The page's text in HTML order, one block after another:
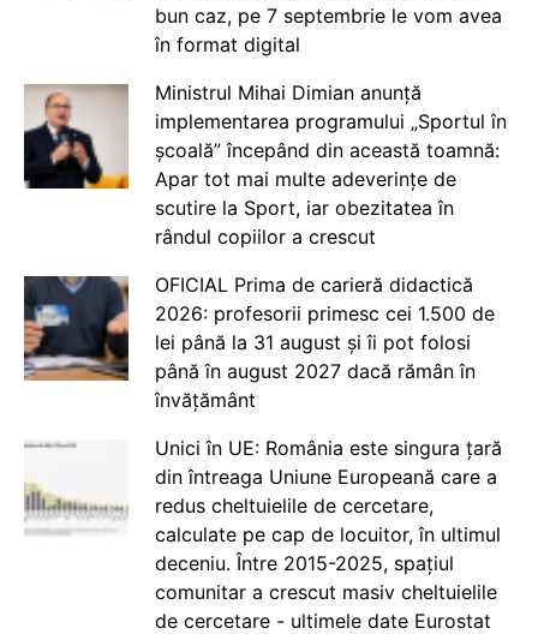
bun caz, pe 7 septembrie le vom avea
în format digital
Ministrul Mihai Dimian anunță
implementarea programului „Sportul în
școală” începând din această toamnă:
Apar tot mai multe adeverințe de
scutire la Sport, iar obezitatea în
rândul copiilor a crescut
OFICIAL Prima de carieră didactică
2026: profesorii primesc cei 1.500 de
lei până la 31 august și îi pot folosi
până în august 2027 dacă rămân în
învățământ
Unici în UE: România este singura țară
din întreaga Uniune Europeană care a
redus cheltuielile de cercetare,
calculate pe cap de locuitor, în ultimul
deceniu. Între 2015-2025, spațiul
comunitar a crescut masiv cheltuielile
de cercetare - ultimele date Eurostat